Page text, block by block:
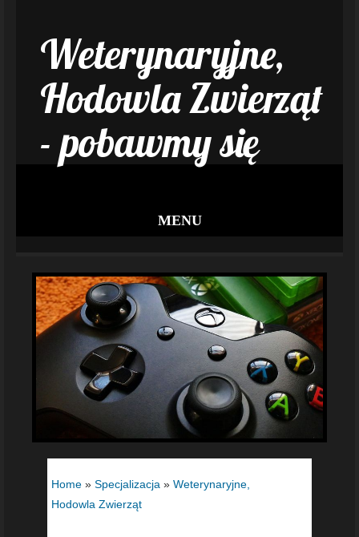
Weterynaryjne,
Hodowla Zwierząt
- pobawmy się
MENU
Home » Specjalizacja » Weterynaryjne,
Hodowla Zwierząt